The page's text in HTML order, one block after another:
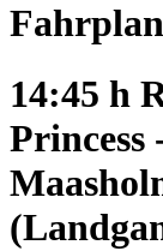
Fahrplan
14:45 h